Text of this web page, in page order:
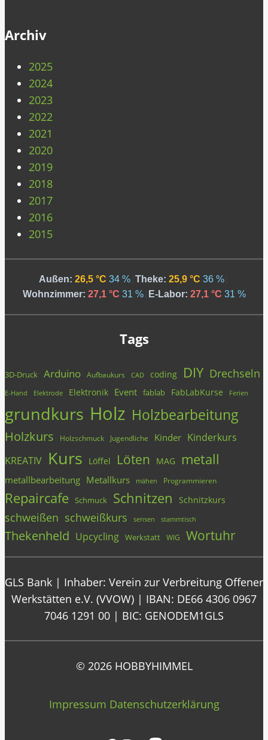
Archiv
2025
2024
2023
2022
2021
2020
2019
2018
2017
2016
2015
Außen: 26,5 °C 34 % Theke: 25,9 °C 36 %
Wohnzimmer: 27,1 °C 31 % E-Labor: 27,1 °C 31 %
Tags
3D-Druck Arduino Aufbaukurs CAD coding DIY Drechseln
E-Hand Elektrode Elektronik Event fablab FabLabKurse Ferien
grundkurs Holz Holzbearbeitung
Holzkurs Holzschmuck Jugendliche Kinder Kinderkurs
KREATIV Kurs Löffel Löten MAG metall
metallbearbeitung Metallkurs mähen Programmieren
Repaircafe Schmuck Schnitzen Schnitzkurs
schweißen schweißkurs sensen stammtisch
Thekenheld Upcycling Werkstatt WIG Wortuhr
GLS Bank | Inhaber: Verein zur Verbreitung Offener
Werkstätten e.V. (VVOW) | IBAN: DE66 4306 0967
7046 1291 00 | BIC: GENODEM1GLS
© 2026 HOBBYHIMMEL
Impressum Datenschutzerklärung